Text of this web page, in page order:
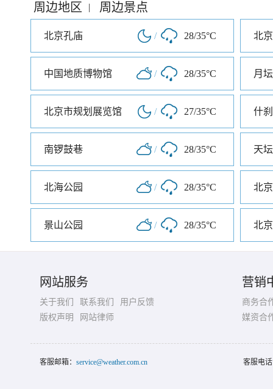
周边地区 | 周边景点
北京孔庙 / 28/35°C 北
中国地质博物馆 / 28/35°C 月
北京市规划展览馆 / 27/35°C 什
南锣鼓巷 / 28/35°C 天
北海公园 / 28/35°C 北
景山公园 / 28/35°C 北
网站服务
关于我们 联系我们
用户反馈
版权声明
网站律师
营销
商务合
媒资合
客服邮箱： service@weather.com.cn 客服电